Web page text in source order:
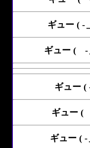
ギュー ( -
ギュー ( -
ギュー (
ギュー (
ギュー ( -